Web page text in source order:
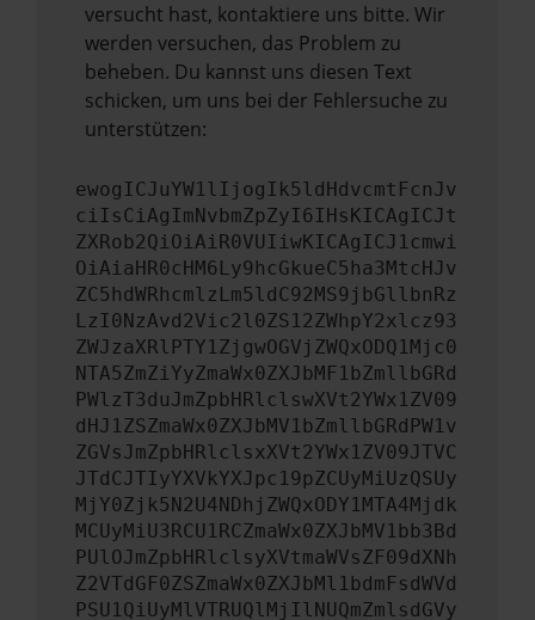
versucht hast, kontaktiere uns bitte. Wir
werden versuchen, das Problem zu
beheben. Du kannst uns diesen Text
schicken, um uns bei der Fehlersuche zu
unterstützen:
ewogICJuYW1lIjogIk5ldHdvcmtFcnJv
ciIsCiAgImNvbmZpZyI6IHsKICAgICJt
ZXRob2QiOiAiR0VUIiwKICAgICJ1cmwi
OiAiaHR0cHM6Ly9hcGkueC5ha3MtcHJv
ZC5hdWRhcmlzLm5ldC92MS9jbGllbnRz
LzI0NzAvd2Vic2l0ZS12ZWhpY2xlcz93
ZWJzaXRlPTY1ZjgwOGVjZWQxODQ1Mjc0
NTA5ZmZiYyZmaWx0ZXJbMF1bZmllbGRd
PWlzT3duJmZpbHRlclswXVt2YWx1ZV09
dHJ1ZSZmaWx0ZXJbMV1bZmllbGRdPW1v
ZGVsJmZpbHRlclsxXVt2YWx1ZV09JTVC
JTdCJTIyYXVkYXJpc19pZCUyMiUzQSUy
MjY0Zjk5N2U4NDhjZWQxODY1MTA4Mjdk
MCUyMiU3RCU1RCZmaWx0ZXJbMV1bb3Bd
PUlOJmZpbHRlclsyXVtmaWVsZF09dXNh
Z2VTdGF0ZSZmaWx0ZXJbMl1bdmFsdWVd
PSU1QiUyMlVTRUQlMjIlNUQmZmlsdGVy